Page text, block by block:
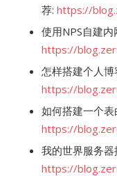
荐: https://
使用NPS自建内
https://
怎样搭建个人博
https://
如何搭建一个表
https://
我的世界服务器
https://